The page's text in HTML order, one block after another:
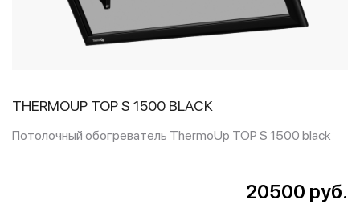
THERMOUP TOP S 1500 BLACK
Потолочный обогреватель ThermoUp TOP S 1500 black
20500 руб.